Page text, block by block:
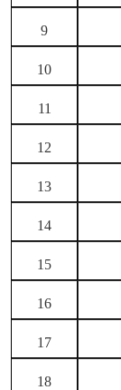
9
10
11
12
13
14
15
16
17
18